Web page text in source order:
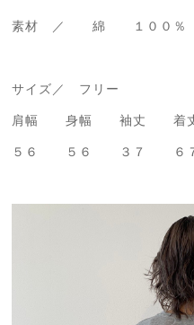
素材 ／ 綿 １００
サイズ／ フリー
肩幅 身幅 袖丈 着
５６ ５６ ３７ ６